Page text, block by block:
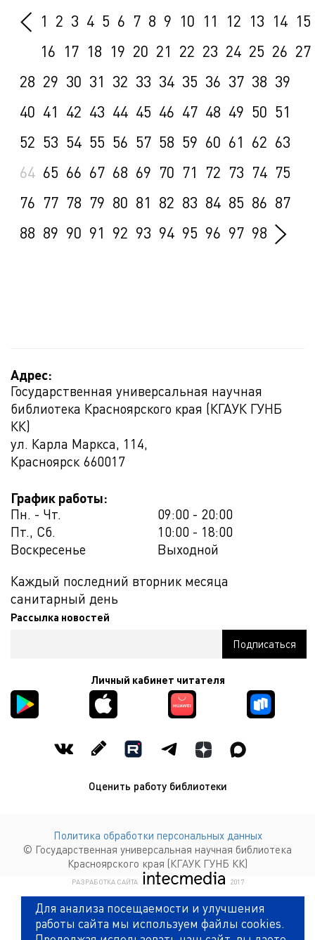
1 2 3 4 5 6 7 8 9 10 11 12 13 14 15
16 17 18 19 20 21 22 23 24 25 26 27
28 29 30 31 32 33 34 35 36 37 38 39
40 41 42 43 44 45 46 47 48 49 50 51
52 53 54 55 56 57 58 59 60 61 62 63
64 65 66 67 68 69 70 71 72 73 74 75
76 77 78 79 80 81 82 83 84 85 86 87
88 89 90 91 92 93 94 95 96 97 98
Адрес:
Государственная универсальная научная
библиотека Красноярского края (КГАУК ГУНБ
КК)
ул. Карла Маркса, 114,
Красноярск 660017
График работы:
Пн. - Чт.
09:00 - 20:00
Пт., Сб.
10:00 - 18:00
Воскресенье
Выходной
Каждый последний вторник месяца
санитарный день
Рассылка новостей
Личный кабинет читателя
Оценить работу библиотеки
Политика обработки персональных данных
© Государственная универсальная научная библиотека
Красноярского края (КГАУК ГУНБ КК)
РАЗРАБОТКА САЙТА КОМПАНИЯ ИНТЕКМЕДИА
2017
Для анализа посещаемости и улучшения
работы сайта мы используем файлы cookies.